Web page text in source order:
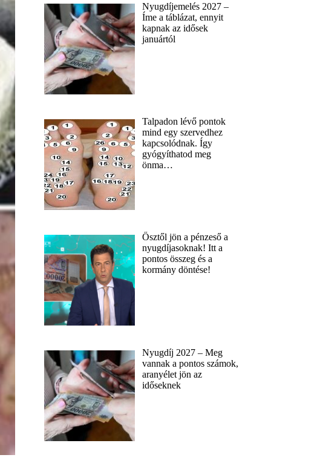
Nyugdíjemelés 2027 –
Íme a táblázat, ennyit
kapnak az idősek
januártól
Talpadon lévő pontok
mind egy szervedhez
kapcsolódnak. Így
gyógyíthatod meg
önma…
Ősztől jön a pénzeső a
nyugdíjasoknak! Itt a
pontos összeg és a
kormány döntése!
Nyugdíj 2027 – Meg
vannak a pontos számok,
aranyélet jön az
időseknek